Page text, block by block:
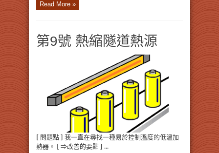
Read More »
第9號 熱縮隧道熱源
[ 問題點 ] 我一直在尋找一種易於控制溫度的低溫加
熱器。 [ ⇒改善的要點 ] ...